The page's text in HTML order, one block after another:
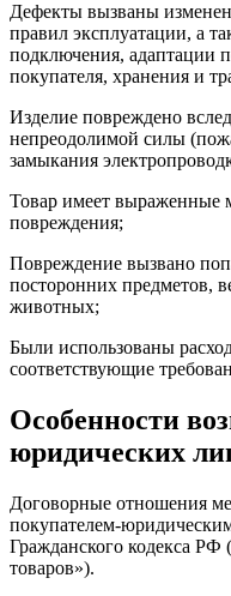
Дефекты вызваны
правил эксплуатации, а
подключения, адаптации
покупателя, хранения и
Изделие повреждено
непреодолимой силы
замыкания
Товар имеет выраженные
повреждения;
Повреждение вызвано
посторонних предметов,
животных;
Были использованы
соответствующие
Особенности
юридических
Договорные отношения
покупателем-
Гражданского кодекса РФ
товаров»).